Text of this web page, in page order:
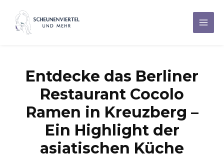
Inhalt
springen
Main
Entdecke das Berliner
Restaurant Cocolo
Ramen in Kreuzberg –
Ein Highlight der
asiatischen Küche